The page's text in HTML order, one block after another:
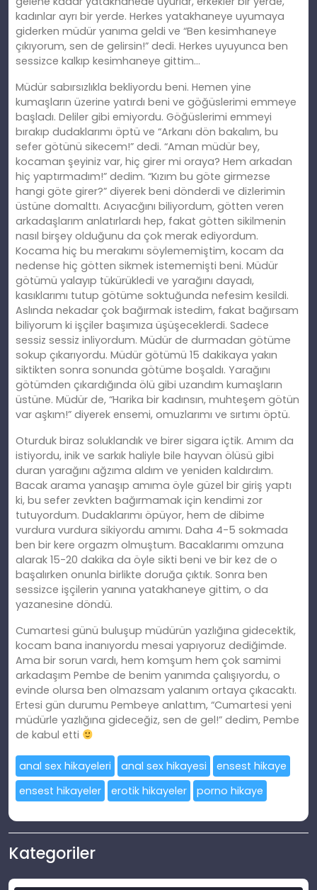
kadınlar ayrı bir yerde. Herkes yatakhaneye uyumaya
giderken müdür yanıma geldi ve “Ben kesimhaneye
çıkıyorum, sen de gelirsin!” dedi. Herkes uyuyunca ben
sessizce kalkıp kesimhaneye gittim…
Müdür sabırsızlıkla bekliyordu beni. Hemen yine
kumaşların üzerine yatırdı beni ve göğüslerimi emmeye
başladı. Deliler gibi emiyordu. Göğüslerimi emmeyi
bırakıp dudaklarımı öptü ve “Arkanı dön bakalım, bu
sefer götünü sikecem!” dedi. “Aman müdür bey,
kocaman şeyiniz var, hiç girer mi oraya? Hem arkadan
hiç yaptırmadım!” dedim. “Kızım bu göte girmezse
hangi göte girer?” diyerek beni dönderdi ve dizlerimin
üstüne domalttı. Acıyacğını biliyordum, götten veren
arkadaşlarım anlatırlardı hep, fakat götten sikilmenin
nasıl birşey olduğunu da çok merak ediyordum.
Kocama hiç bu merakımı söylememiştim, kocam da
nedense hiç götten sikmek istememişti beni. Müdür
götümü yalayıp tükürükledi ve yarağını dayadı,
kasıklarımı tutup götüme soktuğunda nefesim kesildi.
Aslında nekadar çok bağırmak istedim, fakat bağırsam
biliyorum ki işçiler başımıza üşüşeceklerdi. Sadece
sessiz sessiz inliyordum. Müdür de durmadan götüme
sokup çıkarıyordu. Müdür götümü 15 dakikaya yakın
siktikten sonra sonunda götüme boşaldı. Yarağını
götümden çıkardığında ölü gibi uzandım kumaşların
üstüne. Müdür de, “Harika bir kadınsın, muhteşem götün
var aşkım!” diyerek ensemi, omuzlarımı ve sırtımı öptü.
Oturduk biraz soluklandık ve birer sigara içtik. Amım da
istiyordu, inik ve sarkık haliyle bile hayvan ölüsü gibi
duran yarağını ağzıma aldım ve yeniden kaldırdım.
Bacak arama yanaşıp amıma öyle güzel bir giriş yaptı
ki, bu sefer zevkten bağırmamak için kendimi zor
tutuyordum. Dudaklarımı öpüyor, hem de dibime
vurdura vurdura sikiyordu amımı. Daha 4-5 sokmada
ben bir kere orgazm olmuştum. Bacaklarımı omzuna
alarak 15-20 dakika da öyle sikti beni ve bir kez de o
başalırken onunla birlikte doruğa çıktık. Sonra ben
sessizce işçilerin yanına yatakhaneye gittim, o da
yazanesine döndü.
Cumartesi günü buluşup müdürün yazlığına gidecektik,
kocam bana inanıyordu mesai yapıyoruz dediğimde.
Ama bir sorun vardı, hem komşum hem çok samimi
arkadaşım Pembe de benim yanımda çalışıyordu, o
evinde olursa ben olmazsam yalanım ortaya çıkacaktı.
Ertesi gün durumu Pembeye anlattım, “Cumartesi yeni
müdürle yazlığına gideceğiz, sen de gel!” dedim, Pembe
de kabul etti
anal sex hikayeleri anal sex hikayesi
ensest hikaye
ensest hikayeler
erotik hikayeler porno hikaye
Kategoriler